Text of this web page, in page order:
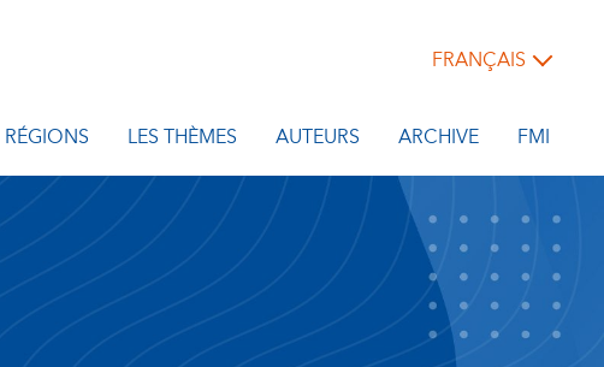
FRANÇAIS
RÉGIONS LES THÈMES AUTEURS ARCHIVE FMI